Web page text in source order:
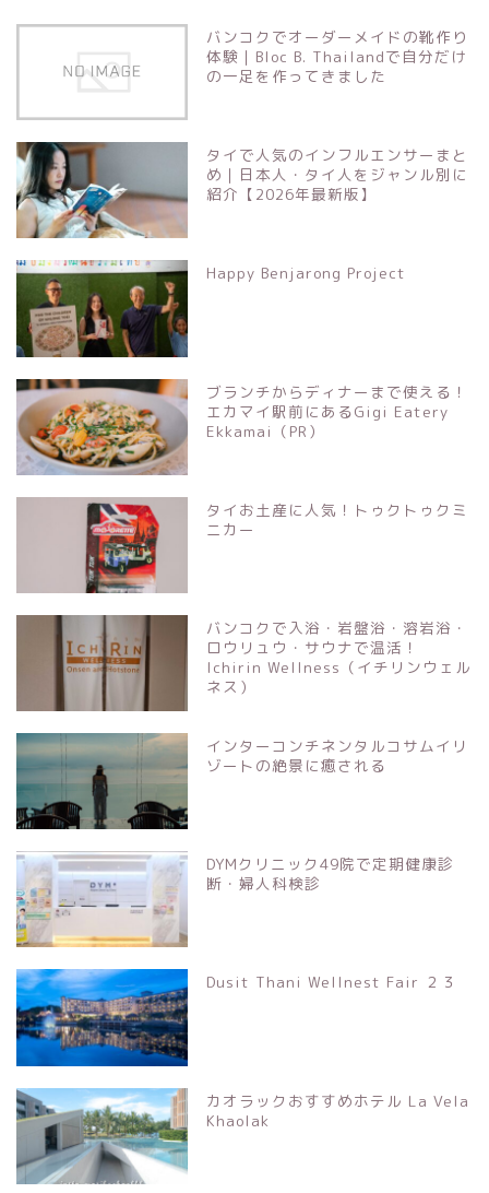
バンコクでオーダーメイドの靴作り
体験｜Bloc B. Thailandで自分だけ
の一足を作ってきました
タイで人気のインフルエンサーまと
め｜日本人・タイ人をジャンル別に
紹介【2026年最新版】
Happy Benjarong Project
ブランチからディナーまで使える！
エカマイ駅前にあるGigi Eatery
Ekkamai（PR）
タイお土産に人気！トゥクトゥクミ
ニカー
バンコクで入浴・岩盤浴・溶岩浴・
ロウリュウ・サウナで温活！
Ichirin Wellness（イチリンウェル
ネス）
インターコンチネンタルコサムイリ
ゾートの絶景に癒される
DYMクリニック49院で定期健康診
断・婦人科検診
Dusit Thani Wellnest Fair ２３
カオラックおすすめホテル La Vela
Khaolak